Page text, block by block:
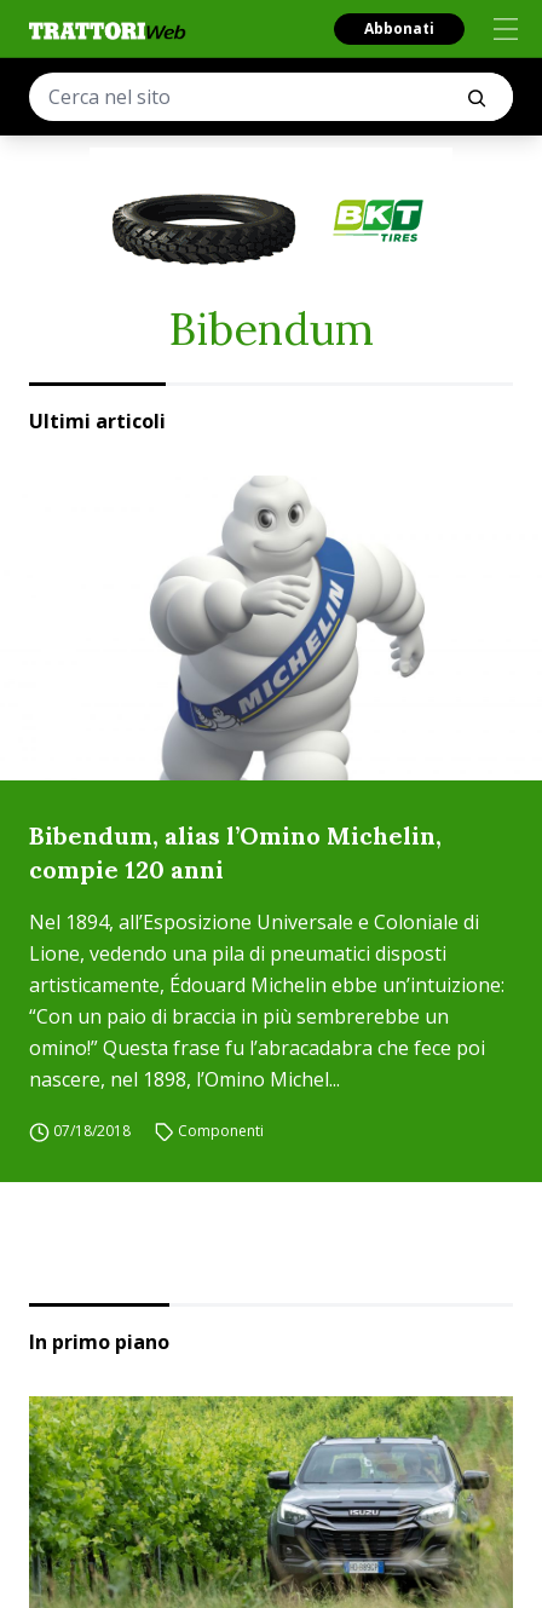
Abbonati
Bibendum
Ultimi articoli
Bibendum, alias l’Omino Michelin,
compie 120 anni
Nel 1894, all’Esposizione Universale e Coloniale di
Lione, vedendo una pila di pneumatici disposti
artisticamente, Édouard Michelin ebbe un’intuizione:
“Con un paio di braccia in più sembrerebbe un
omino!” Questa frase fu l’abracadabra che fece poi
nascere, nel 1898, l’Omino Michel...
07/18/2018 Componenti
In primo piano